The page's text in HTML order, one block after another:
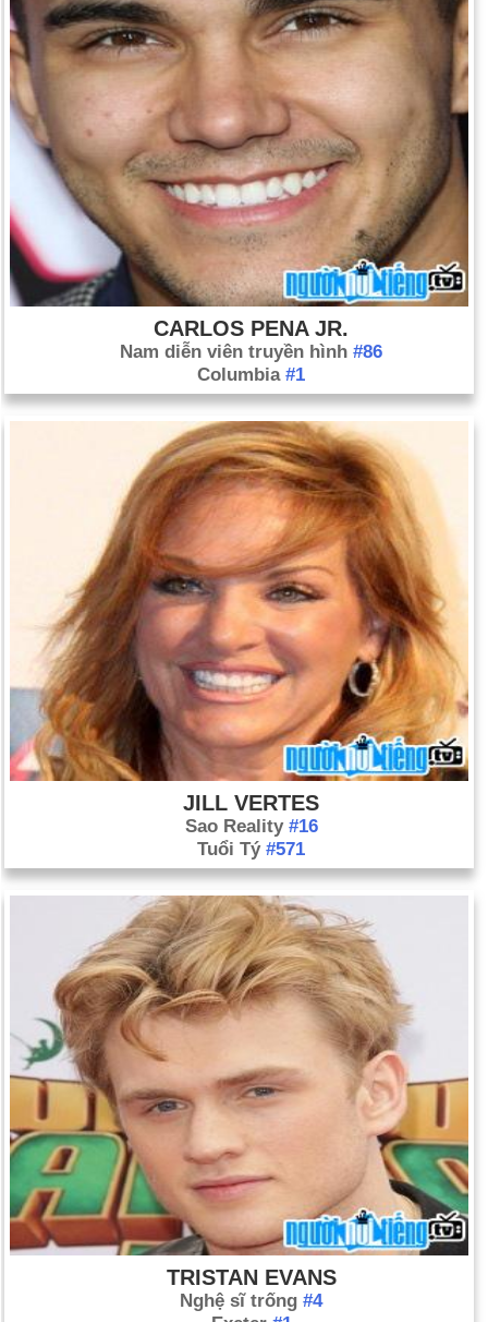
CARLOS PENA JR.
Nam diễn viên truyền hình #86
Columbia #1
JILL VERTES
Sao Reality #16
Tuổi Tý #571
TRISTAN EVANS
Nghệ sĩ trống #4